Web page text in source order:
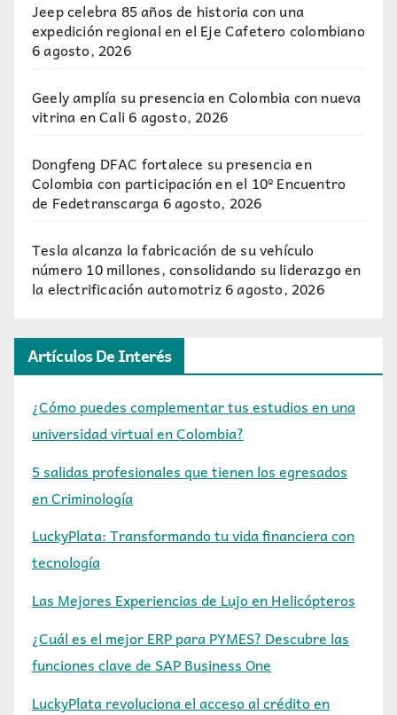
Jeep celebra 85 años de historia con una
expedición regional en el Eje Cafetero colombiano
6 agosto, 2026
Geely amplía su presencia en Colombia con nueva
vitrina en Cali 6 agosto, 2026
Dongfeng DFAC fortalece su presencia en
Colombia con participación en el 10º Encuentro
de Fedetranscarga6 agosto, 2026
Tesla alcanza la fabricación de su vehículo
número 10 millones, consolidando su liderazgo en
la electrificación automotriz6 agosto, 2026
Artículos De Interés
¿Cómo puedes complementar tus estudios en una
universidad virtual en Colombia?
5 salidas profesionales que tienen los egresados
en Criminología
LuckyPlata: Transformando tu vida financiera con
tecnología
Las Mejores Experiencias de Lujo en Helicópteros
¿Cuál es el mejor ERP para PYMES? Descubre las
funciones clave de SAP Business One
LuckyPlata revoluciona el acceso al crédito en